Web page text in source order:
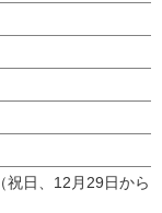
祝日、12月29日から